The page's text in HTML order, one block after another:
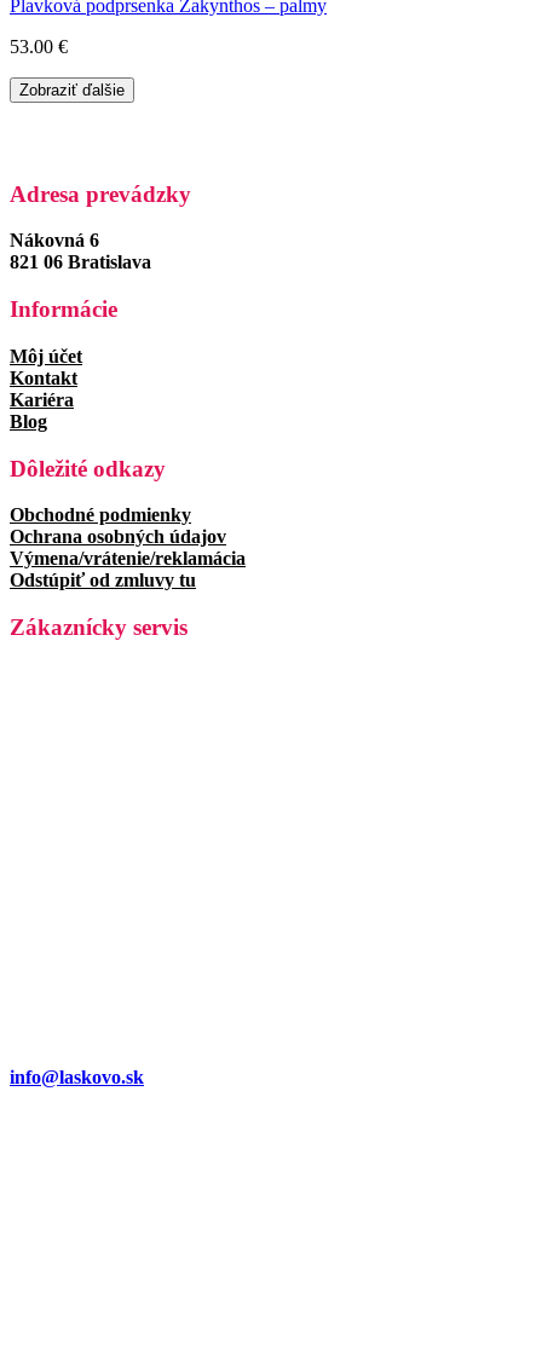
Plavková podprsenka Zakynthos – palmy
53.00 €
Zobraziť ďalšie
Adresa prevádzky
Nákovná 6
821 06 Bratislava
Informácie
Môj účet
Kontakt
Kariéra
Blog
Dôležité odkazy
Obchodné podmienky
Ochrana osobných údajov
Výmena/vrátenie/reklamácia
Odstúpiť od zmluvy tu
Zákaznícky servis
info@laskovo.sk